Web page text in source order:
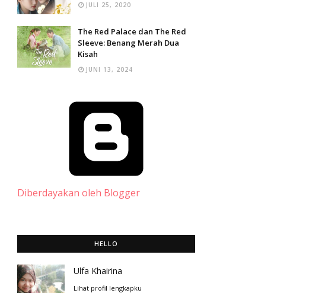
JULI 25, 2020
The Red Palace dan The Red
Sleeve: Benang Merah Dua
Kisah
JUNI 13, 2024
Diberdayakan oleh Blogger
HELLO
Ulfa Khairina
Lihat profil lengkapku